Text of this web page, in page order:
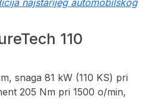
110
snaga 81 kW (110 KS) pri
205 Nm pri 1500 o/min,